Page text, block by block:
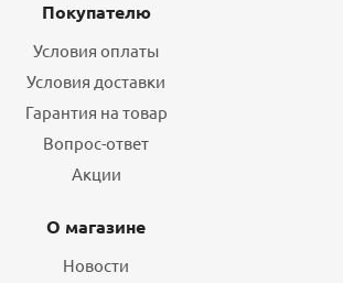
Покупателю
Условия оплаты
Условия доставки
Гарантия на товар
Вопрос-ответ
Акции
О магазине
Новости